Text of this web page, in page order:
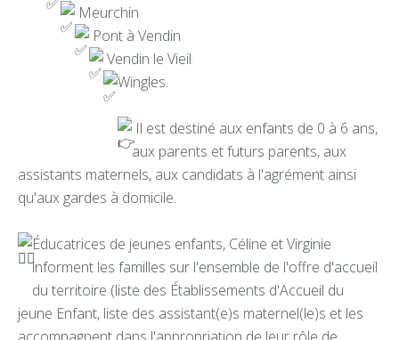
Meurchin
Pont à Vendin
Vendin le Vieil
Wingles.
Il est destiné aux enfants de 0 à 6 ans,
aux parents et futurs parents, aux
assistants maternels, aux candidats à l'agrément ainsi
qu'aux gardes à domicile.
Éducatrices de jeunes enfants, Céline et Virginie
informent les familles sur l'ensemble de l'offre d'accueil
du territoire (liste des Établissements d'Accueil du
jeune Enfant, liste des assistant(e)s maternel(le)s et les